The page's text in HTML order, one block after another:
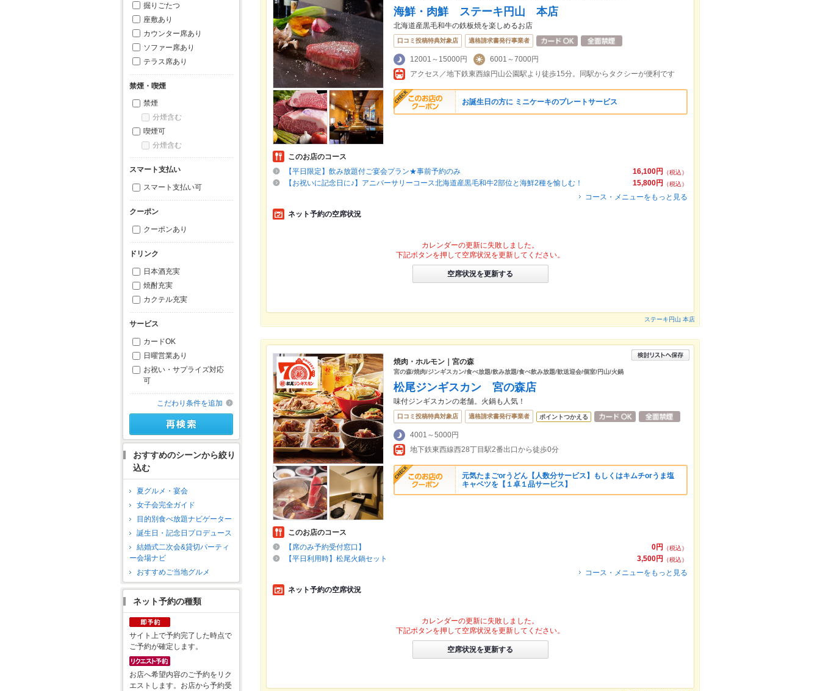
掘りごたつ
座敷あり
カウンター席あり
ソファー席あり
テラス席あり
禁煙・喫煙
禁煙
分煙含む
喫煙可
分煙含む
スマート支払い
スマート支払い可
クーポン
クーポンあり
ドリンク
日本酒充実
焼酎充実
カクテル充実
サービス
カードOK
日曜営業あり
お祝い・サプライズ対応
可
こだわり条件を追加
おすすめのシーンから絞り
込む
夏グルメ・宴会
女子会完全ガイド
目的別食べ放題ナビゲーター
誕生日・記念日プロデュース
結婚式二次会&貸切パーティ
ー会場ナビ
おすすめご当地グルメ
ネット予約の種類
サイト上で予約完了した時点で
ご予約が確定します。
お店へ希望内容のご予約をリク
エストします。お店から予約受
海鮮・肉鮮 ステーキ円山 本店
北海道産黒毛和牛の鉄板焼を楽しめるお店
口コミ投稿特典対象店 適格請求書発行事業者
12001～15000円
6001～7000円
アクセス／地下鉄東西線円山公園駅より徒歩15分。同駅からタクシーが便利です
お誕生日の方に ミニケーキのプレートサービス
このお店のコース
16,100円
（税込）
【平日限定】飲み放題付ご宴会プラン★事前予約のみ
15,800円
（税込）
【お祝いに記念日に♪】アニバーサリーコース北海道産黒毛和牛2部位と海鮮2種を愉しむ！
コース・メニューをもっと見る
ネット予約の空席状況
カレンダーの更新に失敗しました。
下記ボタンを押して空席状況を更新してください。
空席状況を更新する
ステーキ円山 本店
焼肉・ホルモン｜宮の森
宮の森/焼肉/ジンギスカン/食べ放題/飲み放題/食べ飲み放題/歓送迎会/個室/円山/火鍋
松尾ジンギスカン 宮の森店
味付ジンギスカンの老舗。火鍋も人気！
口コミ投稿特典対象店 適格請求書発行事業者 ポイントつかえる
4001～5000円
地下鉄東西線西28丁目駅2番出口から徒歩0分
元気たまごorうどん【人数分サービス】もしくはキムチorうま塩
キャベツを【１卓１品サービス】
このお店のコース
0円
（税込）
【席のみ予約受付窓口】
3,500円
（税込）
【平日利用時】松尾火鍋セット
コース・メニューをもっと見る
ネット予約の空席状況
カレンダーの更新に失敗しました。
下記ボタンを押して空席状況を更新してください。
空席状況を更新する